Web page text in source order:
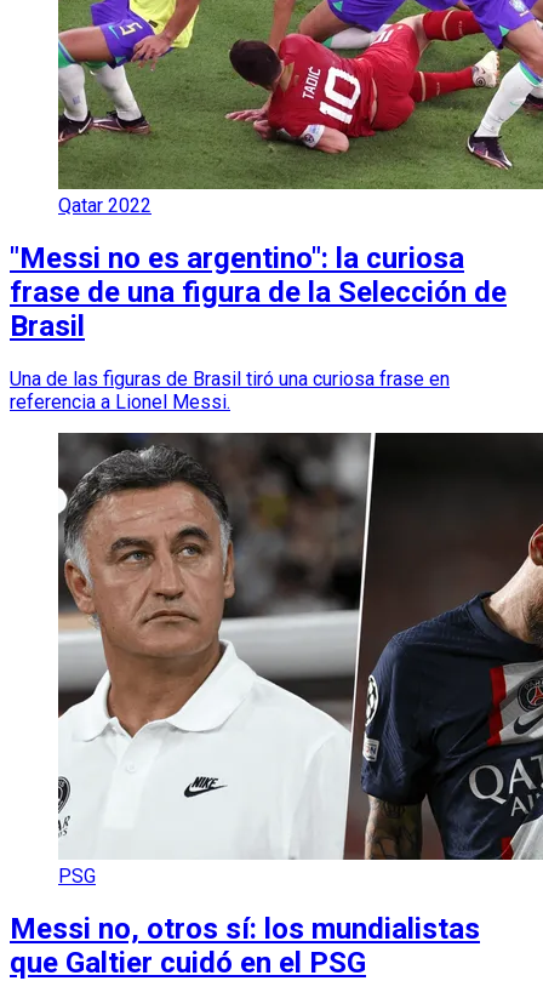
Qatar 2022
"Messi no es argentino": la curiosa
frase de una figura de la Selección de
Brasil
Una de las figuras de Brasil tiró una curiosa frase en
referencia a Lionel Messi.
PSG
Messi no, otros sí: los mundialistas
que Galtier cuidó en el PSG